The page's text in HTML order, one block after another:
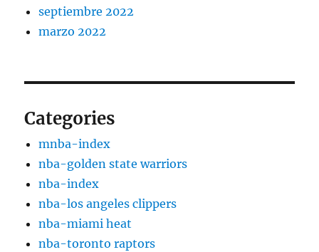
septiembre 2022
marzo 2022
Categories
mnba-index
nba-golden state warriors
nba-index
nba-los angeles clippers
nba-miami heat
nba-toronto raptors